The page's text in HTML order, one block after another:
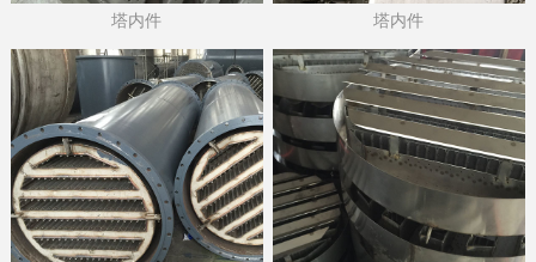
塔内件 塔内件